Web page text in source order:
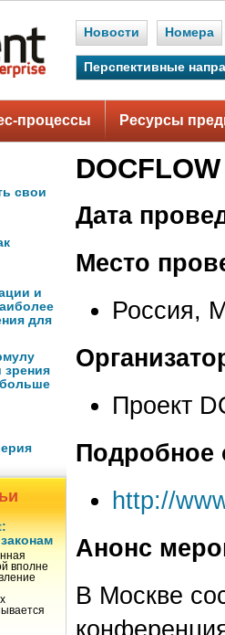
Новости Номера
Перспективные
процессы Ресурсы
свои
и
для
зрения
больше
вполне
Дата
Место
Россия,
Проект
Подробное
http://
Анонс
В Москве